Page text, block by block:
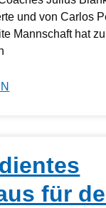
und von Carlos
Mannschaft hat
für